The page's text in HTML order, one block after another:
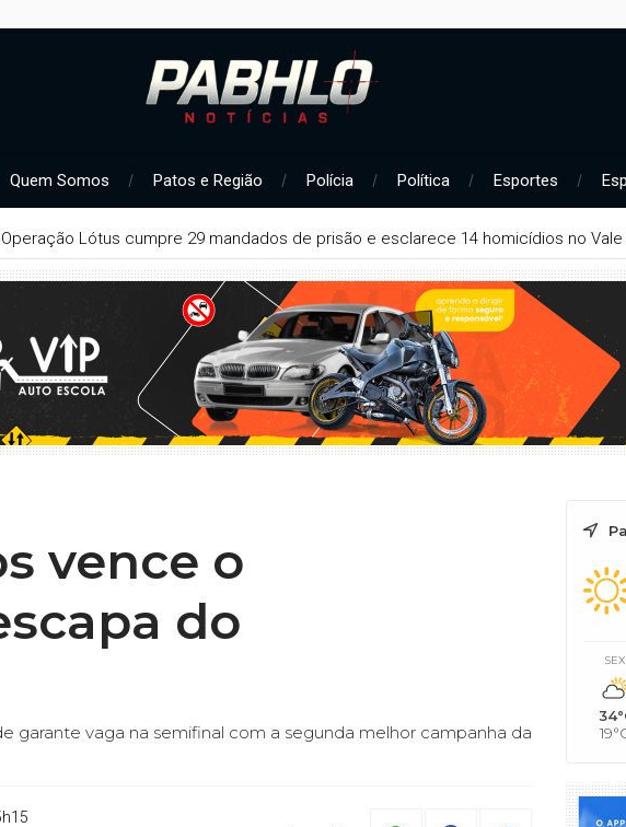
Quem Somos Patos e Região Polícia Política Esportes
concede liberdade provisória a suspeito de série de furtos e arrombamentos
vence o
do
garante vaga na semifinal com a segunda melhor campanha da
SEX